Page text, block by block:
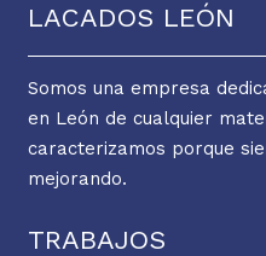
LACADOS LEÓN
Somos una empresa
en León de cualquier
caracterizamos porque
mejorando.
TRABAJOS